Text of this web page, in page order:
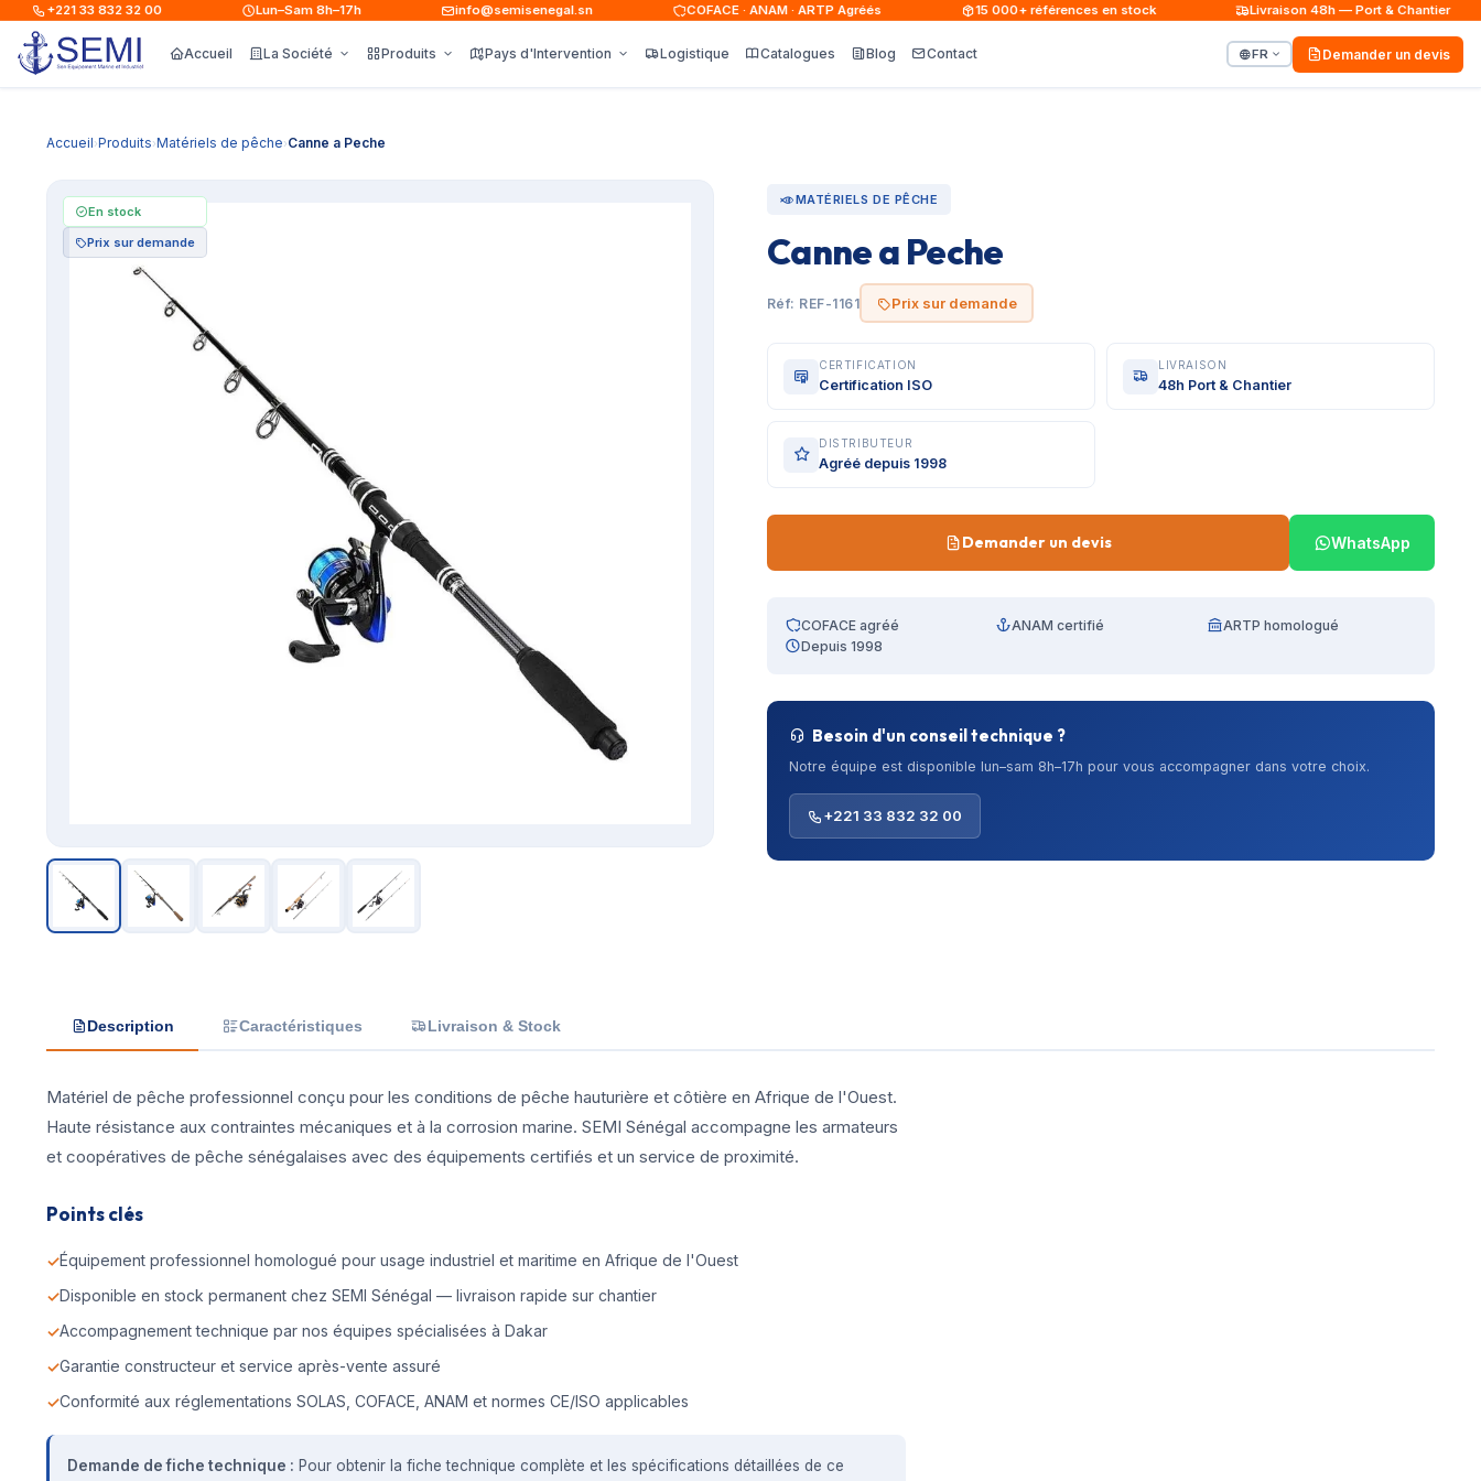
+221 33 832 32 00 Lun–Sam 8h–17h info@semisenegal.sn COFACE · ANAM · ARTP Agréés 15 000+ références en stock Livraison 48h — Port & Chantier
Accueil La Société Produits Pays d'Intervention Logistique Catalogues Blog Contact FR Demander un devis
Accueil›Produits›Matériels de pêche›Canne a Peche
En stock
Prix sur demande
MATÉRIELS DE PÊCHE
Canne a Peche
Réf: REF-1161 Prix sur demande
CERTIFICATION
Certification ISO
LIVRAISON
48h Port & Chantier
DISTRIBUTEUR
Agréé depuis 1998
Demander un devis WhatsApp
COFACE agréé ANAM certifié
ARTP homologué
Depuis 1998
Besoin d'un conseil technique ?
Notre équipe est disponible lun–sam 8h–17h pour vous accompagner dans votre choix.
+221 33 832 32 00
Description Caractéristiques Livraison & Stock
Matériel de pêche professionnel conçu pour les conditions de pêche hauturière et côtière en Afrique de l'Ouest.
Haute résistance aux contraintes mécaniques et à la corrosion marine. SEMI Sénégal accompagne les armateurs
et coopératives de pêche sénégalaises avec des équipements certifiés et un service de proximité.
Points clés
Équipement professionnel homologué pour usage industriel et maritime en Afrique de l'Ouest
Disponible en stock permanent chez SEMI Sénégal — livraison rapide sur chantier
Accompagnement technique par nos équipes spécialisées à Dakar
Garantie constructeur et service après-vente assuré
Conformité aux réglementations SOLAS, COFACE, ANAM et normes CE/ISO applicables
Demande de fiche technique : Pour obtenir la fiche technique complète et les spécifications détaillées de ce